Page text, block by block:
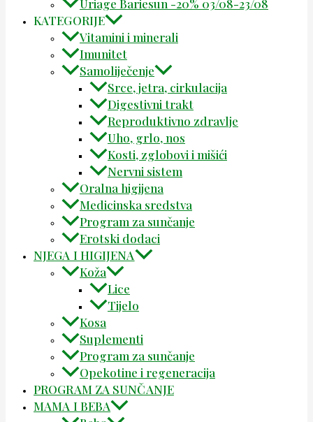
Uriage Bariesun -20% 03/08-23/08
KATEGORIJE
Vitamini i minerali
Imunitet
Samoliječenje
Srce, jetra, cirkulacija
Digestivni trakt
Reproduktivno zdravlje
Uho, grlo, nos
Kosti, zglobovi i mišići
Nervni sistem
Oralna higijena
Medicinska sredstva
Program za sunčanje
Erotski dodaci
NJEGA I HIGIJENA
Koža
Lice
Tijelo
Kosa
Suplementi
Program za sunčanje
Opekotine i regeneracija
PROGRAM ZA SUNČANJE
MAMA I BEBA